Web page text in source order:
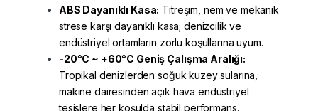
ABS Dayanıklı Kasa: Titreşim, nem ve mekanik
strese karşı dayanıklı kasa; denizcilik ve
endüstriyel ortamların zorlu koşullarına uyum.
-20°C ~ +60°C Geniş Çalışma Aralığı:
Tropikal denizlerden soğuk kuzey sularına,
makine dairesinden açık hava endüstriyel
tesislere her koşulda stabil performans.